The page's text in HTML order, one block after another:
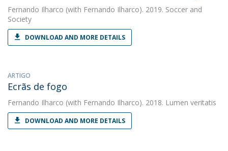
Fernando Ilharco (with Fernando Ilharco). 2019. Soccer and
Society
DOWNLOAD AND MORE DETAILS
ARTIGO
Ecrãs de fogo
Fernando Ilharco (with Fernando Ilharco). 2018. Lumen veritatis
DOWNLOAD AND MORE DETAILS